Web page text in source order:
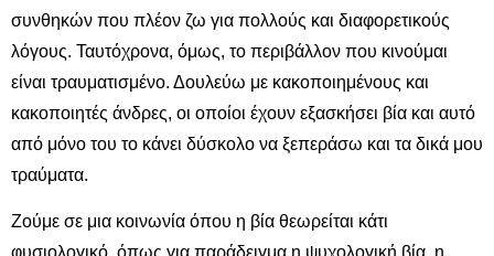
συνθηκών που πλέον ζω για πολλούς και διαφορετικούς
λόγους. Ταυτόχρονα, όμως, το περιβάλλον που κινούμαι
είναι τραυματισμένο. Δουλεύω με κακοποιημένους και
κακοποιητές άνδρες, οι οποίοι έχουν εξασκήσει βία και αυτό
από μόνο του το κάνει δύσκολο να ξεπεράσω και τα δικά μου
τραύματα.
Ζούμε σε μια κοινωνία όπου η βία θεωρείται κάτι
φυσιολογικό, όπως για παράδειγμα η ψυχολογική βία, η